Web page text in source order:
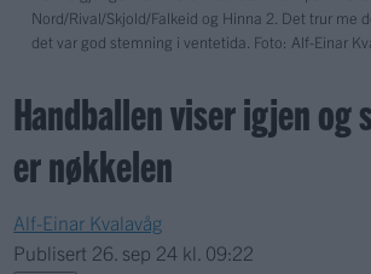
Nord/Rival/Skjold/Falkeid og Hinna 2. Det trur me
det var god stemning i ventetida. Foto: Alf-Einar
Handballen viser igjen og
er nøkkelen
Alf-Einar Kvalavåg
Publisert 26. sep 24 kl. 09:22